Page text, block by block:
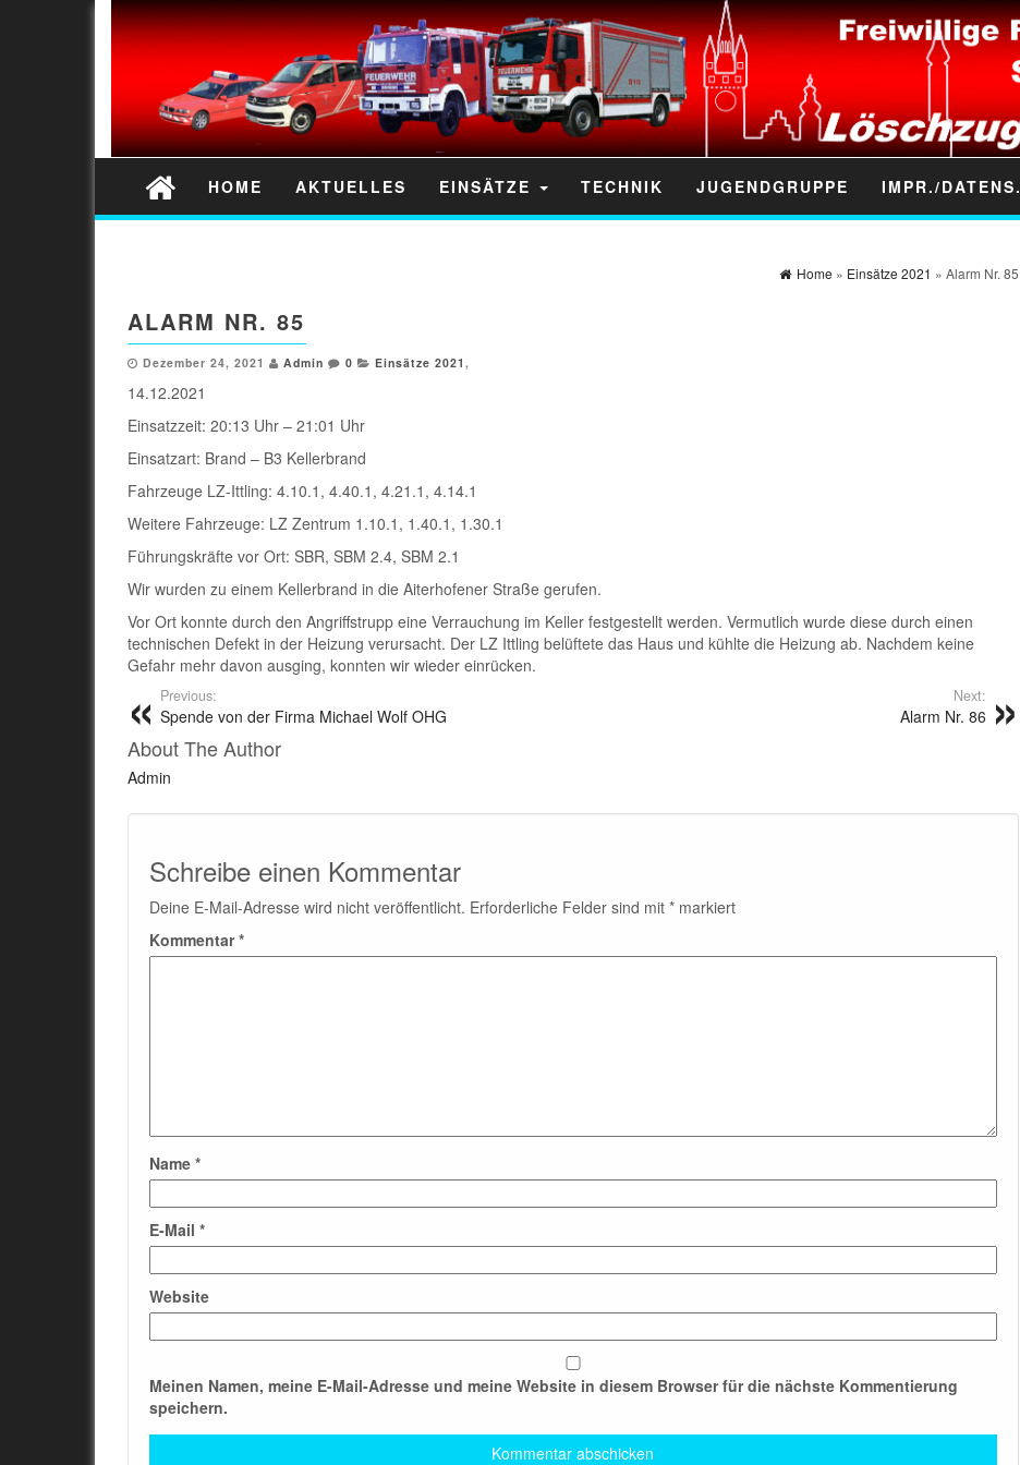
HOME AKTUELLES EINSÄTZE TECHNIK JUGENDGRUPPE IMPR./DATENS.
Home » Einsätze 2021 » Alarm Nr. 85
ALARM NR. 85
Dezember 24, 2021 Admin 0 Einsätze 2021 ,
14.12.2021
Einsatzzeit: 20:13 Uhr – 21:01 Uhr
Einsatzart: Brand – B3 Kellerbrand
Fahrzeuge LZ-Ittling: 4.10.1, 4.40.1, 4.21.1, 4.14.1
Weitere Fahrzeuge: LZ Zentrum 1.10.1, 1.40.1, 1.30.1
Führungskräfte vor Ort: SBR, SBM 2.4, SBM 2.1
Wir wurden zu einem Kellerbrand in die Aiterhofener Straße gerufen.
Vor Ort konnte durch den Angriffstrupp eine Verrauchung im Keller festgestellt werden. Vermutlich wurde diese durch einen
technischen Defekt in der Heizung verursacht. Der LZ Ittling belüftete das Haus und kühlte die Heizung ab. Nachdem keine
Gefahr mehr davon ausging, konnten wir wieder einrücken.
Previous:
Spende von der Firma Michael Wolf OHG
Next:
Alarm Nr. 86
About The Author
Admin
Schreibe einen Kommentar
Deine E-Mail-Adresse wird nicht veröffentlicht. Erforderliche Felder sind mit * markiert
Kommentar*
Name *
E-Mail *
Website
Meinen Namen, meine E-Mail-Adresse und meine Website in diesem Browser für die nächste Kommentierung
speichern.